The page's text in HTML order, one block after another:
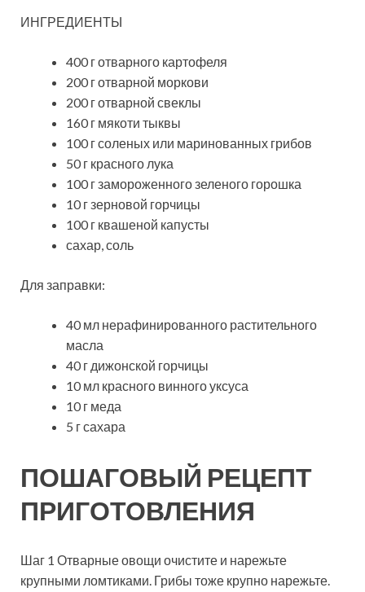
ИНГРЕДИЕНТЫ
400 г отварного картофеля
200 г отварной моркови
200 г отварной свеклы
160 г мякоти тыквы
100 г соленых или маринованных грибов
50 г красного лука
100 г замороженного зеленого горошка
10 г зерновой горчицы
100 г квашеной капусты
сахар, соль
Для заправки:
40 мл нерафинированного растительного
масла
40 г дижонской горчицы
10 мл красного винного уксуса
10 г меда
5 г сахара
ПОШАГОВЫЙ РЕЦЕПТ
ПРИГОТОВЛЕНИЯ
Шаг 1 Отварные овощи очистите и нарежьте
крупными ломтиками. Грибы тоже крупно нарежьте.